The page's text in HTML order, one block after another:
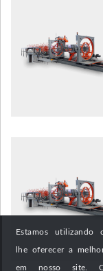
Estamos utilizando
lhe oferecer a
em nosso site.